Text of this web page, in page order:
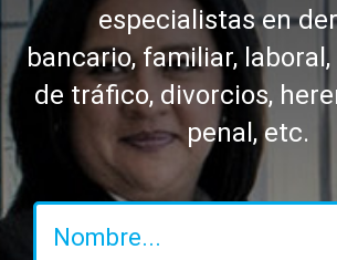
especialistas en
bancario, familiar,
de tráfico, divorcios,
penal, etc.